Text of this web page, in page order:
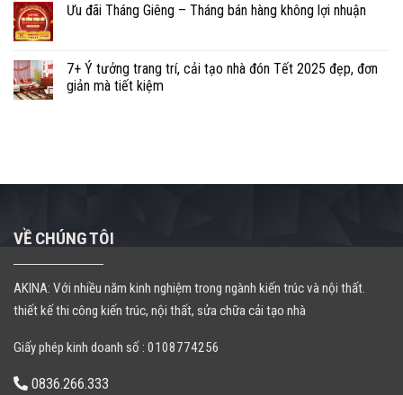
Ưu đãi Tháng Giêng – Tháng bán hàng không lợi nhuận
7+ Ý tưởng trang trí, cải tạo nhà đón Tết 2025 đẹp, đơn
giản mà tiết kiệm
VỀ CHÚNG TÔI
AKINA: Với nhiều năm kinh nghiệm trong ngành kiến trúc và nội thất.
thiết kế thi công kiến trúc, nội thất, sửa chữa cải tạo nhà
Giấy phép kinh doanh số : 0108774256
0836.266.333